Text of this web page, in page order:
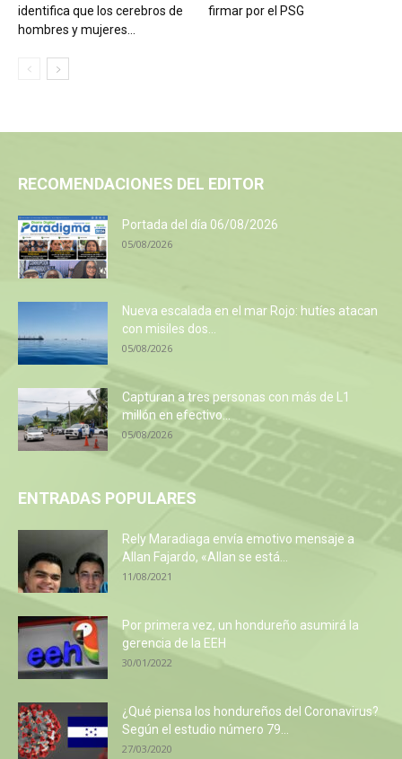
identifica que los cerebros de
hombres y mujeres...
firmar por el PSG
RECOMENDACIONES DEL EDITOR
Portada del día 06/08/2026
05/08/2026
Nueva escalada en el mar Rojo: hutíes atacan
con misiles dos...
05/08/2026
Capturan a tres personas con más de L1
millón en efectivo...
05/08/2026
ENTRADAS POPULARES
Rely Maradiaga envía emotivo mensaje a
Allan Fajardo, «Allan se está...
11/08/2021
Por primera vez, un hondureño asumirá la
gerencia de la EEH
30/01/2022
¿Qué piensa los hondureños del Coronavirus?
Según el estudio número 79...
27/03/2020